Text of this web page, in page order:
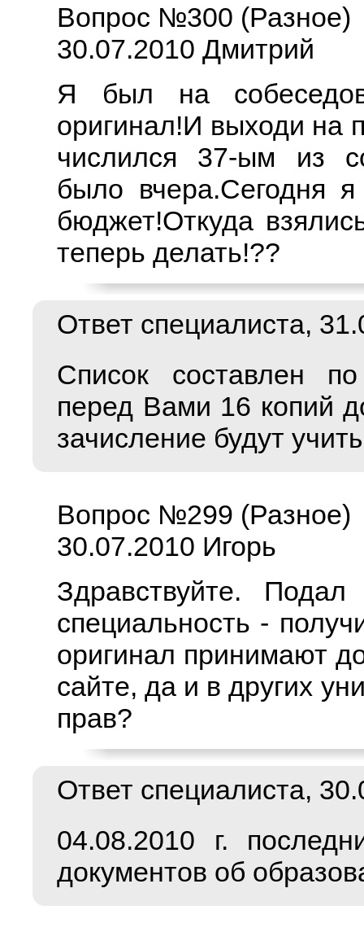
Вопрос №300 (Разное)
30.07.2010 Дмитрий
Я был на
оригинал!И выходи на
числился 37-ым из
было вчера.Сегодня
бюджет!Откуда
теперь делать!??
Ответ специалиста,
Список составлен
перед Вами 16 копий
зачисление будут
Вопрос №299 (Разное)
30.07.2010 Игорь
Здравствуйте.
специальность -
оригинал принимают
сайте, да и в других
прав?
Ответ специалиста,
04.08.2010 г.
документов об